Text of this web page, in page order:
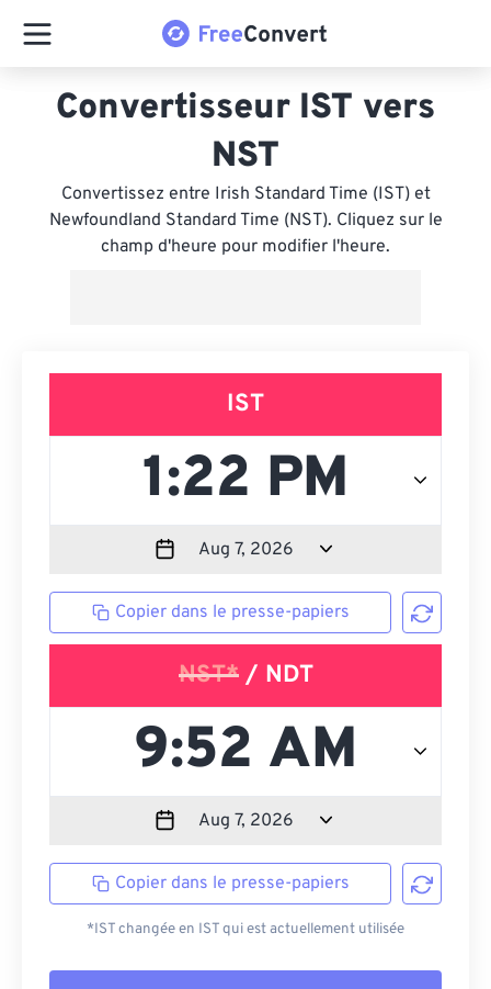
Convertisseur IST vers
NST
Convertissez entre Irish Standard Time (IST) et
Newfoundland Standard Time (NST). Cliquez sur le
champ d'heure pour modifier l'heure.
IST
Copier dans le presse-papiers
NST*/ NDT
Copier dans le presse-papiers
*IST changée en IST qui est actuellement utilisée